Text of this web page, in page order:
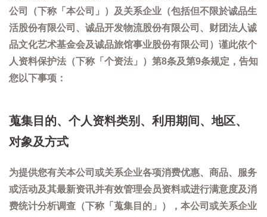
公司（下称「本公司」）及关系企业（包括但不限於诚品生
活股份有限公司、诚品开发物流股份有限公司、财团法人诚
品文化艺术基金会及诚品旅馆事业股份有限公司）谨此依个
人资料保护法（下称「个资法」）第8条及第9条规定，告知
您以下事项：
蒐集目的、个人资料类别、利用期间、地区、
对象及方式
为提供您有关本公司或关系企业各项消费优惠、商品、服务
或活动及其最新资讯并有效管理会员资料或进行满意度及消
费统计分析调查（下称「蒐集目的」），本公司或关系企业